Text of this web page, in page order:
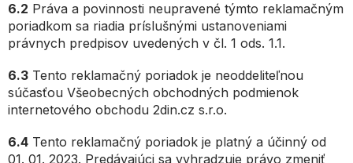
6.2 Práva a povinnosti neupravené týmto reklamačným
poriadkom sa riadia príslušnými ustanoveniami
právnych predpisov uvedených v čl. 1 ods. 1.1.
6.3 Tento reklamačný poriadok je neoddeliteľnou
súčasťou Všeobecných obchodných podmienok
internetového obchodu 2din.cz s.r.o.
6.4 Tento reklamačný poriadok je platný a účinný od
01. 01. 2023. Predávajúci sa vyhradzuje právo zmeniť